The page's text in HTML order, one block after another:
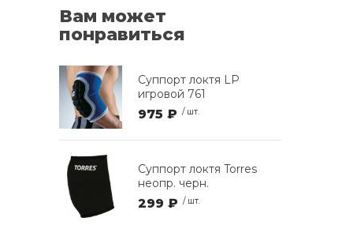
Вам может
понравиться
Суппорт локтя LP
игровой 761
975 ₽ / шт.
Суппорт локтя Torres
неопр. черн.
299 ₽ / шт.